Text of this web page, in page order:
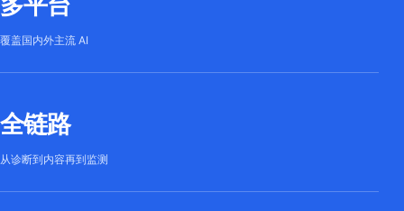
覆盖国内外主流 AI
全链路
从诊断到内容再到监测